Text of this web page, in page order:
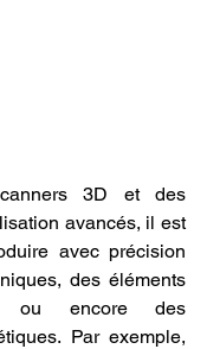
3D et des
avancés, il est
avec précision
des éléments
ou encore des
Par exemple,